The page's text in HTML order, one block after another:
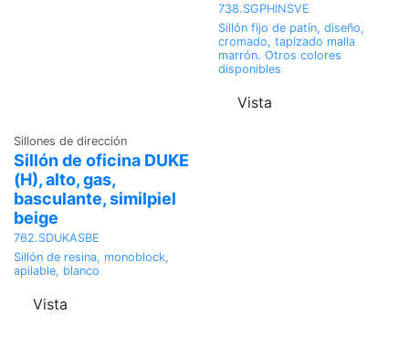
Sillones de dirección
Sillón de oficina DUKE
(H), alto, gas,
basculante, similpiel
beige
762.SDUKASBE
Sillón de resina, monoblock,
apilable, blanco
Vista
738.SGPHINSVE
Sillón fijo de patín, diseño,
cromado, tapizado malla
marrón. Otros colores
disponibles
Vista